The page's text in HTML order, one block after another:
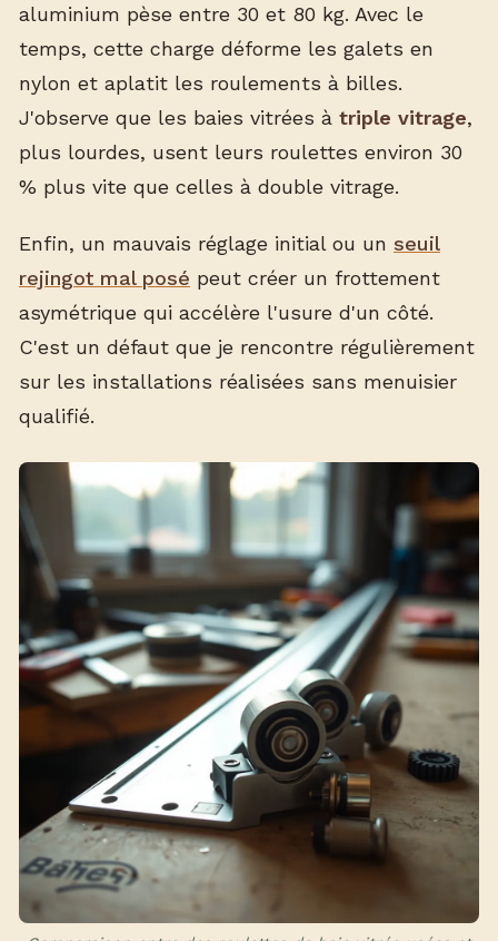
aluminium pèse entre 30 et 80 kg. Avec le
temps, cette charge déforme les galets en
nylon et aplatit les roulements à billes.
J'observe que les baies vitrées à triple vitrage,
plus lourdes, usent leurs roulettes environ 30
% plus vite que celles à double vitrage.
Enfin, un mauvais réglage initial ou un seuil
rejingot mal posé peut créer un frottement
asymétrique qui accélère l'usure d'un côté.
C'est un défaut que je rencontre régulièrement
sur les installations réalisées sans menuisier
qualifié.